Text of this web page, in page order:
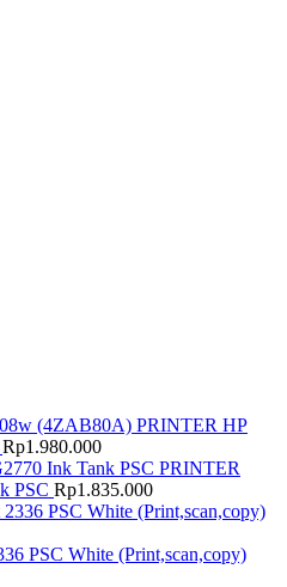
PRINTER HP
Rp1.980.000
PRINTER
PSC Rp1.835.000
PSC White (Print,scan,copy)